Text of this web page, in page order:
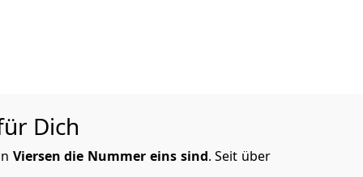
Dich
Viersen die Nummer eins sind. Seit über